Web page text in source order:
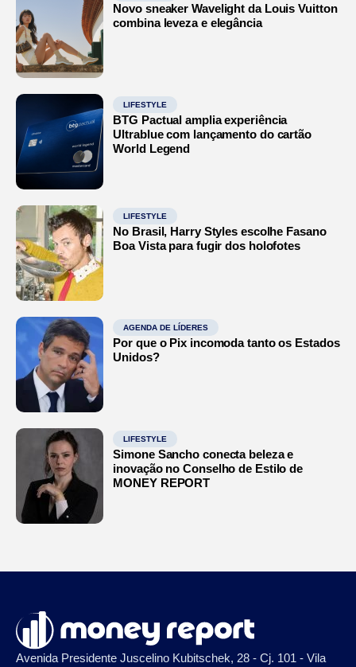
Novo sneaker Wavelight da Louis Vuitton
combina leveza e elegância
LIFESTYLE
BTG Pactual amplia experiência
Ultrablue com lançamento do cartão
World Legend
LIFESTYLE
No Brasil, Harry Styles escolhe Fasano
Boa Vista para fugir dos holofotes
AGENDA DE LÍDERES
Por que o Pix incomoda tanto os Estados
Unidos?
LIFESTYLE
Simone Sancho conecta beleza e
inovação no Conselho de Estilo de
MONEY REPORT
Avenida Presidente Juscelino Kubitschek, 28 - Cj. 101 - Vila